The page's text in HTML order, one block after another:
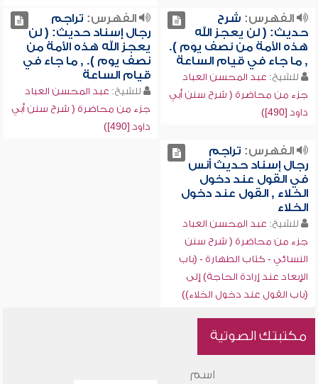
الفهرس: شرح
حديث: ( لن يعجز الله
هذه الأمة من نصف يوم ).
, ما جاء في قيام الساعة
للشيخ: عبد المحسن العباد
جزء من محاضرة ( شرح سنن أبي
داود [490])
الفهرس: تراجم
رجال إسناد حديث: ( لن
يعجز الله هذه الأمة من
نصف يوم ). , ما جاء في
قيام الساعة
للشيخ: عبد المحسن العباد
جزء من محاضرة ( شرح سنن أبي
داود [490])
الفهرس: تراجم
رجال إسناد حديث أنس
في القول عند دخول
الخلاء , القول عند دخول
الخلاء
للشيخ: عبد المحسن العباد
جزء من محاضرة ( شرح سنن
النسائي - كتاب الطهارة - (باب
الإبعاد عند إرادة الحاجة) إلى
(باب القول عند دخول الخلاء))
مكتبتك الصوتية
اسم